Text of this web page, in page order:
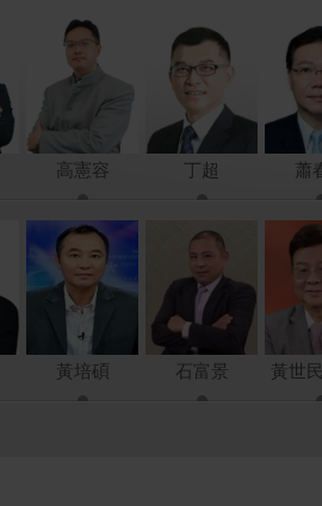
運達證券投
資顧問股份
有限公司
高憲容
萬通國際證
券投資顧問
丁超
運達
資顧
有
蕭
運達證券投
資顧問股份
黃培碩
承通證券投
資顧問股份
石富景
運達
資顧
黃世